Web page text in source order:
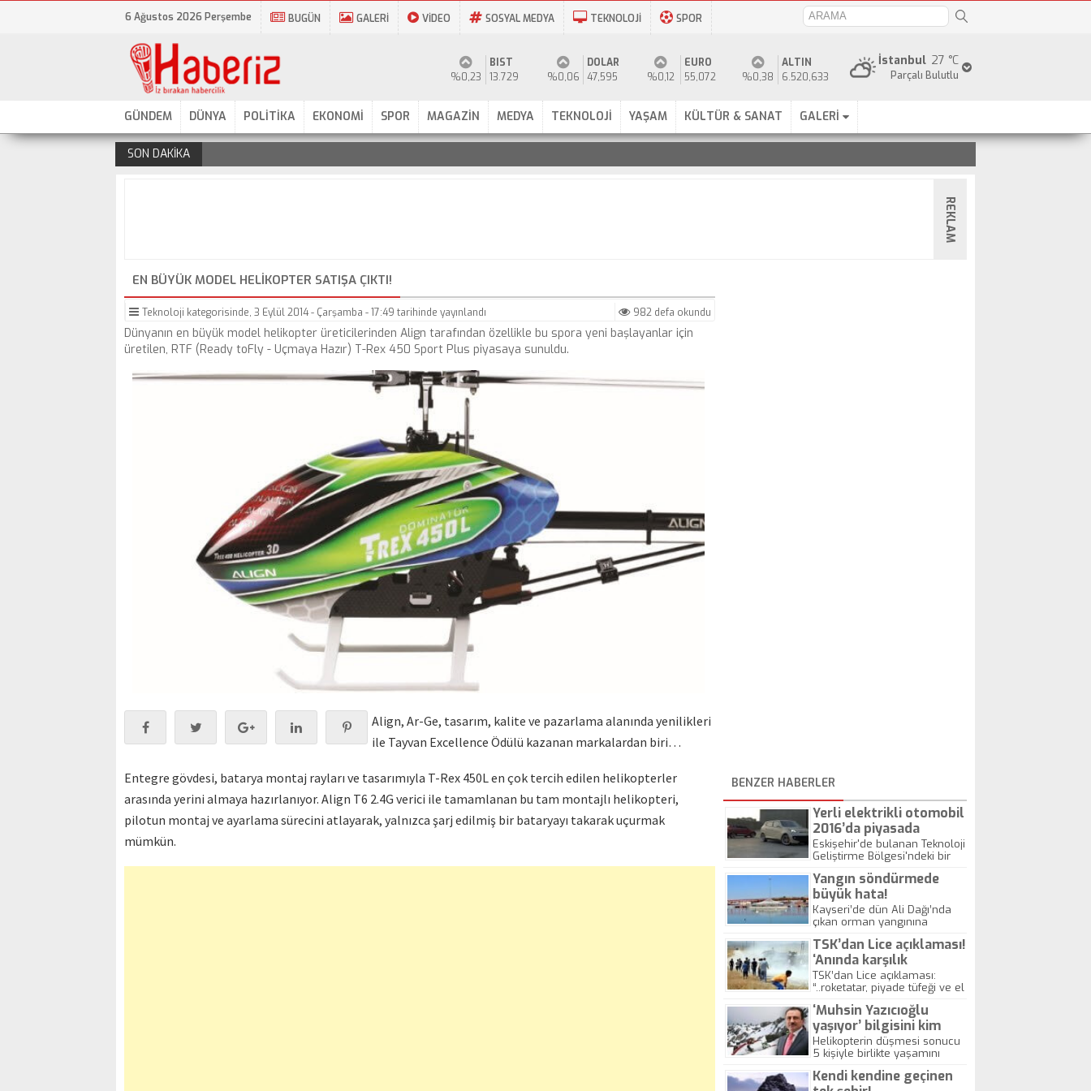
6 Ağustos 2026 Perşembe BUGÜN GALERİ VİDEO SOSYAL MEDYA TEKNOLOJİ SPOR
27 °C
İstanbul
Parçalı Bulutlu
%0,23
BIST
13.729
%0,06
DOLAR
47,595
%0,12
EURO
55,072
%0,38
ALTIN
6.520,633
GÜNDEM DÜNYA POLİTİKA EKONOMİ SPOR MAGAZİN MEDYA TEKNOLOJİ YAŞAM KÜLTÜR & SANAT GALERİ
SON DAKİKA
REKLAM
EN BÜYÜK MODEL HELIKOPTER SATIŞA ÇIKTI!
982 defa okundu
Teknoloji kategorisinde, 3 Eylül 2014 - Çarşamba - 17:49 tarihinde yayınlandı
Dünyanın en büyük model helikopter üreticilerinden Align tarafından özellikle bu spora yeni başlayanlar için
üretilen, RTF (Ready toFly - Uçmaya Hazır) T-Rex 450 Sport Plus piyasaya sunuldu.
Align, Ar-Ge, tasarım, kalite ve pazarlama alanında yenilikleri
ile Tayvan Excellence Ödülü kazanan markalardan biri…
Entegre gövdesi, batarya montaj rayları ve tasarımıyla T-Rex 450L en çok tercih edilen helikopterler
arasında yerini almaya hazırlanıyor. Align T6 2.4G verici ile tamamlanan bu tam montajlı helikopteri,
pilotun montaj ve ayarlama sürecini atlayarak, yalnızca şarj edilmiş bir bataryayı takarak uçurmak
mümkün.
BENZER HABERLER
Yerli elektrikli otomobil
2016’da piyasada
olacak!
Eskişehir'de bulanan Teknoloji
Geliştirme Bölgesi'ndeki bir
30'dan fazla akademisyenle
yürüttüğü çalışmayla ortaya
çıkarttığı elektrikli yerli
otomobilini 2016 yılında seri
üretimle piyasaya sürecek.
Yangın söndürmede
büyük hata!
Kayseri’de dün Ali Dağı’nda
çıkan orman yangınına
gelen yangın söndürme
helikopterinin, Sarmısaklı
Baraj Gölü yerine kent içindeki
Büyükşehir Belediyesine ait
Hayvanat Bahçesindeki yapay
göletten su aldığı ve burada
bazı kuşların telef olduğu
ortaya çıktı.
TSK’dan Lice açıklaması!
‘Anında karşılık
verilmiştir’
TSK’dan Lice açıklaması:
“..roketatar, piyade tüfeği ve el
Lice’ye intikal eden birliklere
silahlı saldırıda bulunulmuş,
yapılan silahlı saldırıya
unsurlarımız tarafından
anında karşılık verilmiştir”
‘Muhsin Yazıcıoğlu
yaşıyor’ bilgisini kim
verdi?
Helikopterin düşmesi sonucu
5 kişiyle birlikte yaşamını
(BBP) kurucu Genel Başkanı
Kendi kendine geçinen